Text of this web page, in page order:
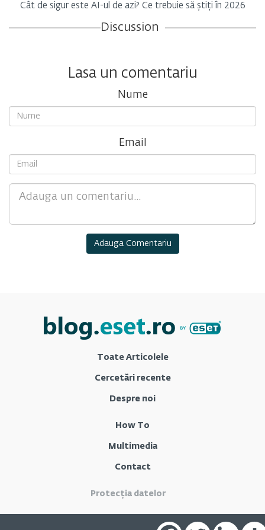
Cât de sigur este AI-ul de azi? Ce trebuie să știți în 2026
Discussion
Lasa un comentariu
Nume
Email
Toate Articolele
Cercetări recente
Despre noi
How To
Multimedia
Contact
Protecția datelor